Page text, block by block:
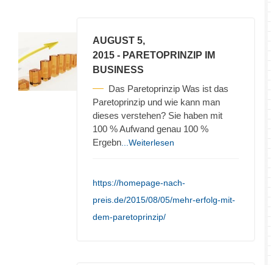
AUGUST 5,
2015 - PARETOPRINZIP IM
BUSINESS
Das Paretoprinzip Was ist das
Paretoprinzip und wie kann man
dieses verstehen? Sie haben mit
100 % Aufwand genau 100 %
Ergebn ...Weiterlesen
https://homepage-nach-
preis.de/2015/08/05/mehr-erfolg-mit-
dem-paretoprinzip/